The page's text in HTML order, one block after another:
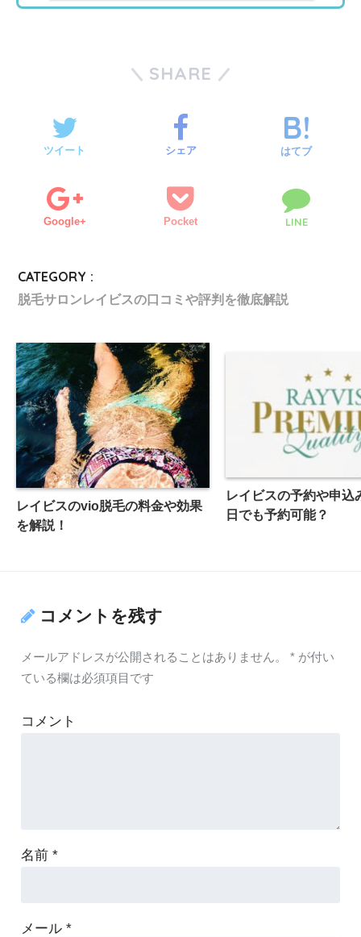
SHARE
ツイート シェア はてブ
Google+ Pocket LINE
CATEGORY :
脱毛サロンレイビスの口コミや評判を徹底解説
レイビスのvio脱毛の料金や効果
を解説！
レイビスの予約や申込
日でも予約可能？
コメントを残す
メールアドレスが公開されることはありません。 *が付い
ている欄は必須項目です
コメント
名前 *
メール *